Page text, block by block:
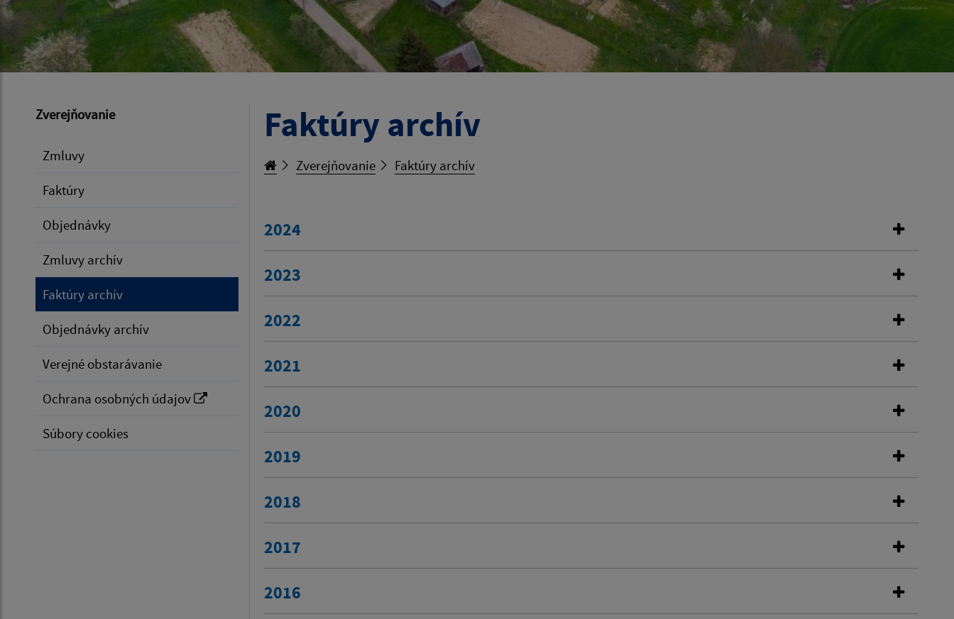
Zverejňovanie
Zmluvy
Faktúry
Objednávky
Zmluvy archív
Faktúry archív
Objednávky archív
Verejné obstarávanie
Ochrana osobných údajov
Súbory cookies
Faktúry archív
Zverejňovanie Faktúry archív
2024
2023
2022
2021
2020
2019
2018
2017
2016